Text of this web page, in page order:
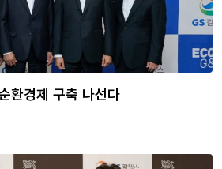
환경제 구축 나선다